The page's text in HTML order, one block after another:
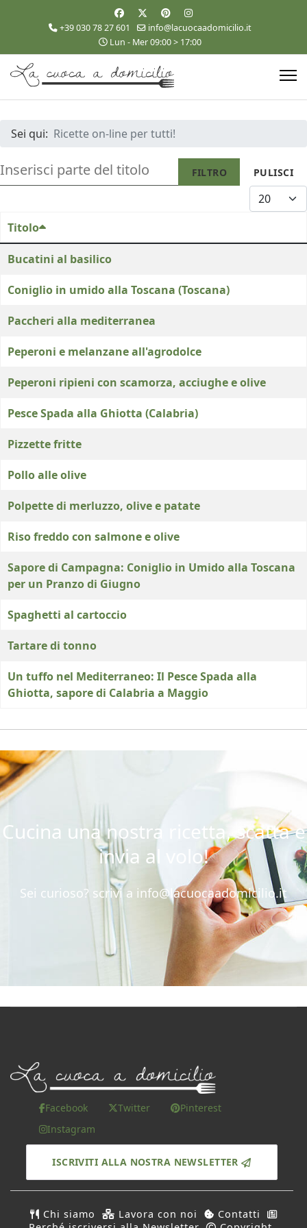
+39 030 78 27 601
info@lacuocaadomicilio.it
Lun - Mer 09:00 > 17:00
Sei qui: Ricette on-line per tutti!
INSERISCI PARTE DEL TITOLO FILTRO PULISCI
Titolo
Bucatini al basilico
Coniglio in umido alla Toscana (Toscana)
Paccheri alla mediterranea
Peperoni e melanzane all'agrodolce
Peperoni ripieni con scamorza, acciughe e olive
Pesce Spada alla Ghiotta (Calabria)
Pizzette fritte
Pollo alle olive
Polpette di merluzzo, olive e patate
Riso freddo con salmone e olive
Sapore di Campagna: Coniglio in Umido alla Toscana
per un Pranzo di Giugno
Spaghetti al cartoccio
Tartare di tonno
Un tuffo nel Mediterraneo: Il Pesce Spada alla
Ghiotta, sapore di Calabria a Maggio
Cucina una nostra ricetta, scatta e
invia al volo!
Sei curioso? scrivi a info@lacuocaadomicilio.it
Facebook Twitter
Pinterest
Instagram
ISCRIVITI ALLA NOSTRA NEWSLETTER
Chi siamo Lavora con noi
Contatti